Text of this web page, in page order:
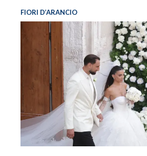
FIORI D’ARANCIO